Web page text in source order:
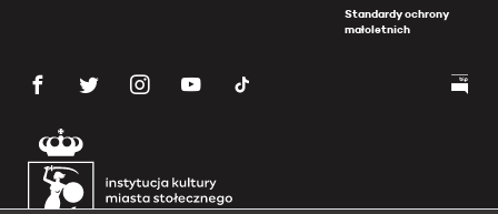
Standardy ochrony
małoletnich